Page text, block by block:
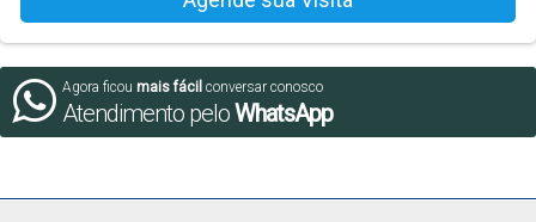
Agora ficou mais fácil conversar conosco
Atendimento peloWhatsApp